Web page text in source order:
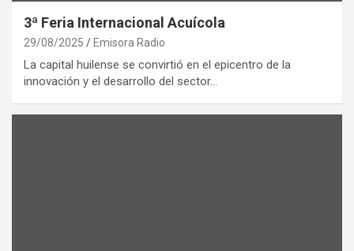
3ª Feria Internacional Acuícola
29/08/2025 Emisora Radio
La capital huilense se convirtió en el epicentro de la
innovación y el desarrollo del sector…